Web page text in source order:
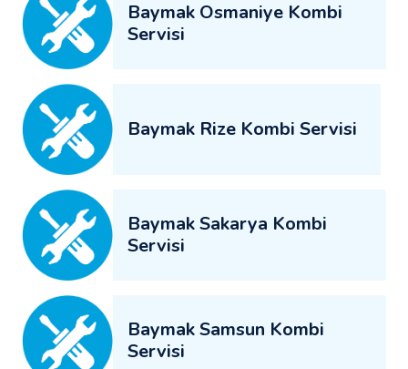
Baymak Osmaniye Kombi
Servisi
Baymak Rize Kombi Servisi
Baymak Sakarya Kombi
Servisi
Baymak Samsun Kombi
Servisi